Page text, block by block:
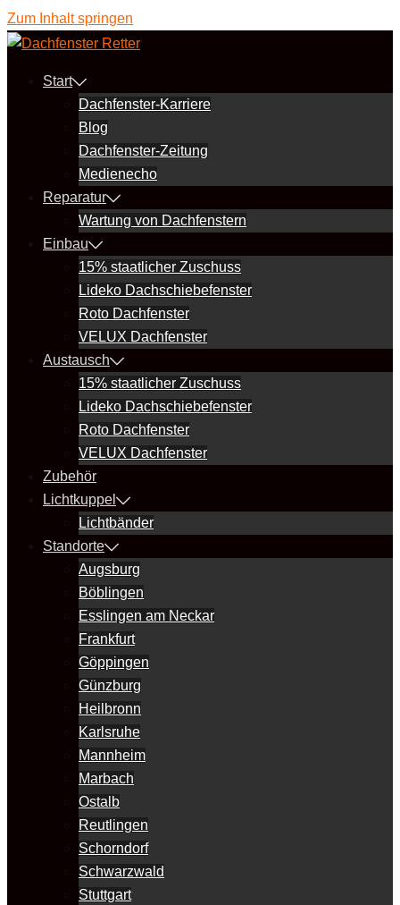
Zum Inhalt springen
Start
Dachfenster-Karriere
Blog
Dachfenster-Zeitung
Medienecho
Reparatur
Wartung von Dachfenstern
Einbau
15% staatlicher Zuschuss
Lideko Dachschiebefenster
Roto Dachfenster
VELUX Dachfenster
Austausch
15% staatlicher Zuschuss
Lideko Dachschiebefenster
Roto Dachfenster
VELUX Dachfenster
Zubehör
Lichtkuppel
Lichtbänder
Standorte
Augsburg
Böblingen
Esslingen am Neckar
Frankfurt
Göppingen
Günzburg
Heilbronn
Karlsruhe
Mannheim
Marbach
Ostalb
Reutlingen
Schorndorf
Schwarzwald
Stuttgart